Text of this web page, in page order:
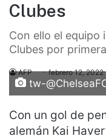
Clubes
Con ello el equipo
Clubes por
AFP febrero 12, 2022
tw-
Con un gol de
alemán Kai